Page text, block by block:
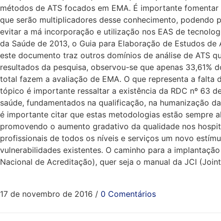
métodos de ATS focados em EMA. É importante
que serão multiplicadores desse conhecimento,
evitar a má incorporação e utilização nos EAS de
da Saúde de 2013, o Guia para Elaboração de Estudos
este documento traz outros domínios de análise de ATS
resultados da pesquisa, observou-se que apenas 33,61%
total fazem a avaliação de EMA. O que representa a
tópico é importante ressaltar a existência da RDC nº 63
saúde, fundamentados na qualificação, na humanização
é importante citar que estas metodologias estão sempre
promovendo o aumento gradativo da qualidade nos
profissionais de todos os níveis e serviços um novo
vulnerabilidades existentes. O caminho para a
Nacional de Acreditação), quer seja o manual da JCI
17 de novembro de 2016 / 0 Comentários